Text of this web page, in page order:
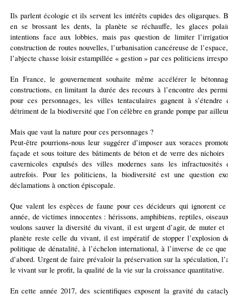
Ils parlent écologie et ils servent les intérêts cupides des oligarques.
en se brossant les dents, la planète se réchauffe, les glaces
intentions face aux lobbies, mais pas question de limiter
construction de routes nouvelles, l’urbanisation cancéreuse de
l’abjecte chasse loisir estampillée « gestion » par ces politiciens
En France, le gouvernement souhaite même accélérer le
constructions, en limitant la durée des recours à l’encontre des
pour ces personnages, les villes tentaculaires gagnent à
détriment de la biodiversité que l’on célèbre en grande pompe par
Mais que vaut la nature pour ces personnages ?
Peut-être pourrions-nous leur suggérer d’imposer aux voraces
façade et sous toiture des bâtiments de béton et de verre des
cavernicoles expulsés des villes modernes sans les
autrefois. Pour les politiciens, la biodiversité est une question
déclamations à onction épiscopale.
Que valent les espèces de faune pour ces décideurs qui ignorent
année, de victimes innocentes : hérissons, amphibiens, reptiles,
voulons sauver la diversité du vivant, il est urgent d’agir, de muter et
planète reste celle du vivant, il est impératif de stopper l’explosion
politique de dénatalité, à l’échelon international, à l’inverse de ce
d’abord. Urgent de faire prévaloir la préservation sur la spéculation,
le vivant sur le profit, la qualité de la vie sur la croissance quantitative.
En cette année 2017, des scientifiques exposent la gravité du